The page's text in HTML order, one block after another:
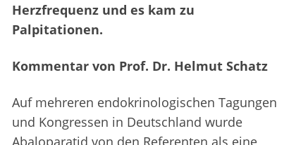
Herzfrequenz und es kam zu
Palpitationen.
Kommentar von Prof. Dr. Helmut Schatz
Auf mehreren endokrinologischen Tagungen
und Kongressen in Deutschland wurde